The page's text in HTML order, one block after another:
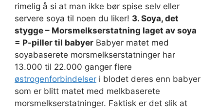
rimelig å si at man ikke bør spise selv eller
servere soya til noen du liker! 3. Soya, det
stygge – Morsmelkserstatning laget av soya
= P-piller til babyer Babyer matet med
soyabaserete morsmelkserstatninger har
13.000 til 22.000 ganger flere
østrogenforbindelser i blodet deres enn babyer
som er blitt matet med melkbaserete
morsmelkserstatninger. Faktisk er det slik at